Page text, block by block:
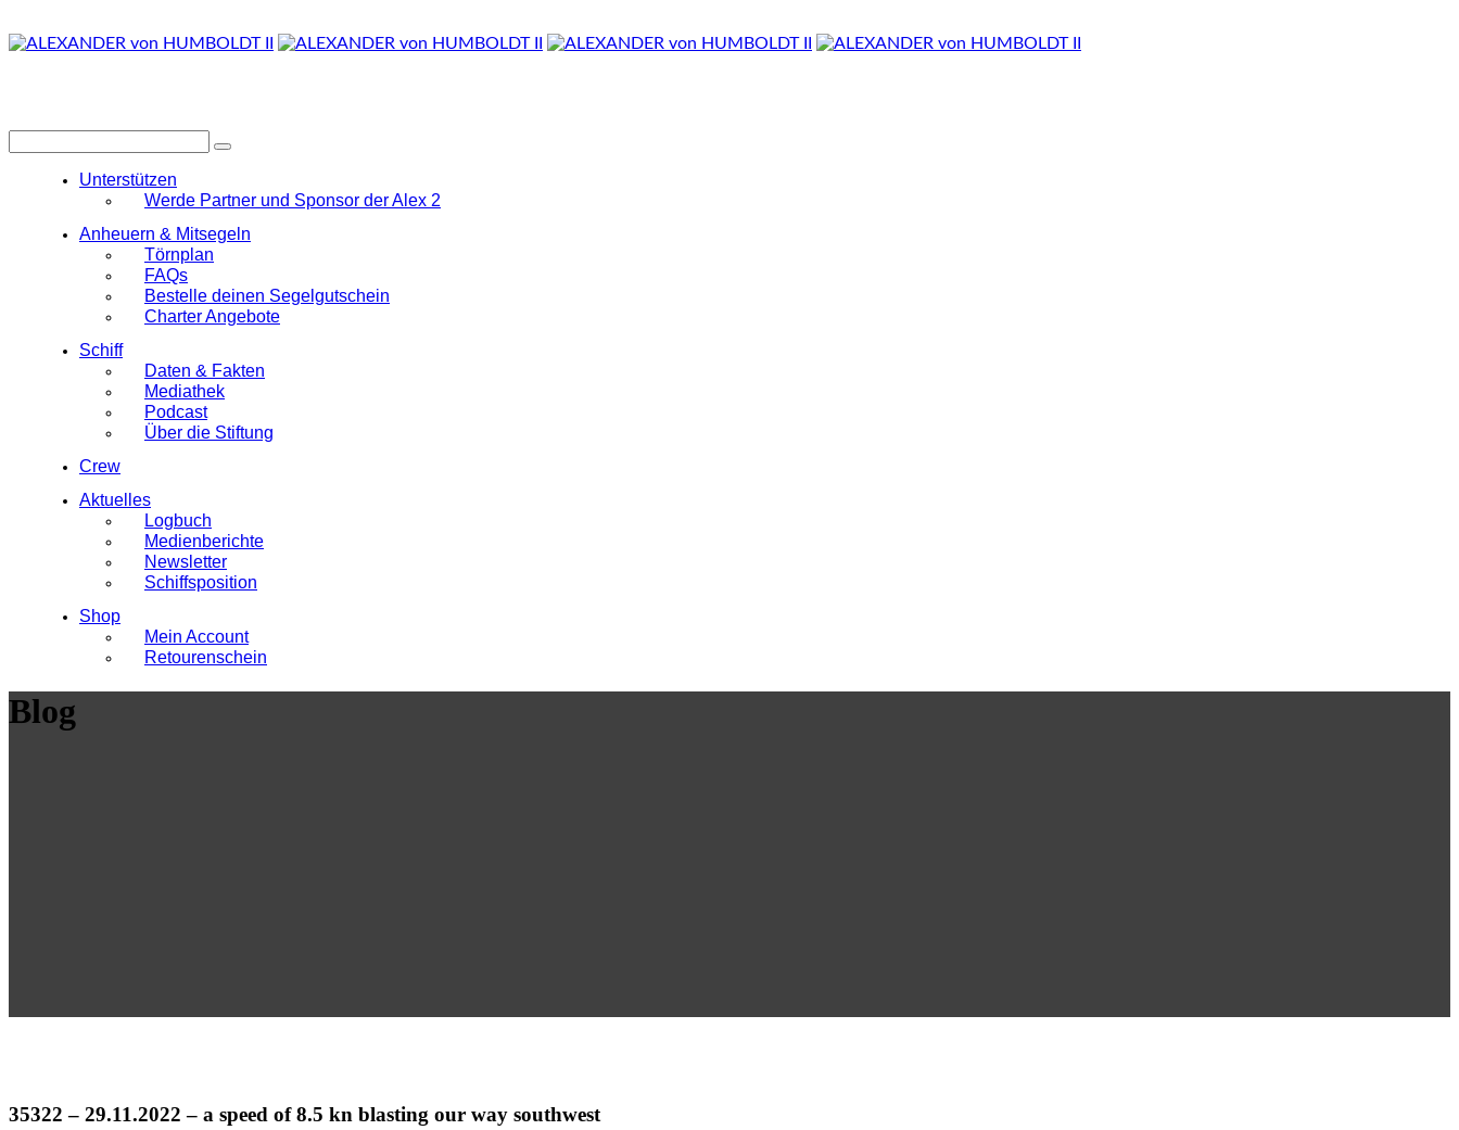
Unterstützen
Werde Partner und Sponsor der Alex 2
Anheuern & Mitsegeln
Törnplan
FAQs
Bestelle deinen Segelgutschein
Charter Angebote
Schiff
Daten & Fakten
Mediathek
Podcast
Über die Stiftung
Crew
Aktuelles
Logbuch
Medienberichte
Newsletter
Schiffsposition
Shop
Mein Account
Retourenschein
Blog
35322 – 29.11.2022 – a speed of 8.5 kn blasting our way southwest